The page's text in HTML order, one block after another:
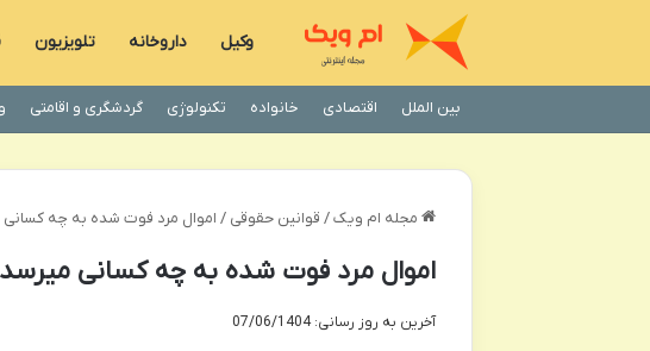
وکیل داروخانه تلویزیون
بین الملل اقتصادی خانواده تکنولوژی گردشگری و اقامتی
مجله ام ویک / قوانین حقوقی / اموال مرد فوت شده به چه کسانی
اموال مرد فوت شده به چه کسانی
آخرین به روز رسانی: 07/06/1404